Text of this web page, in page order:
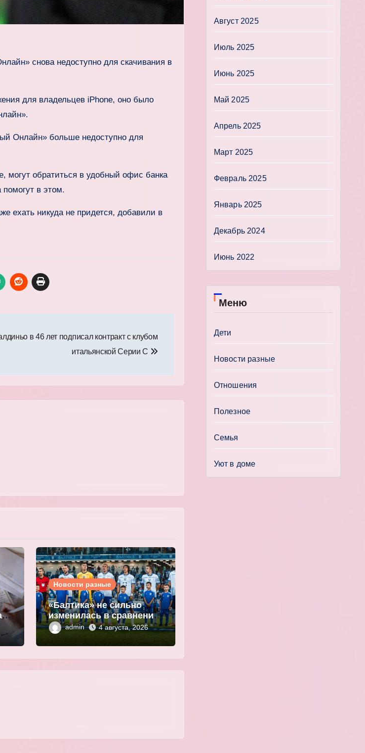
снова недоступно для скачивания в
для владельцев iPhone, оно было
Онлайн» больше недоступно для
могут обратиться в удобный офис банка
в этом.
ехать никуда не придется, добавили в
в 46 лет подписал контракт с клубом
итальянской Серии С
Новости разные
«Балтика» не сильно
изменилась в сравнении
с прошлым сезоном» —
Мор
admin 4 августа, 2026
Август 2025
Июль 2025
Июнь 2025
Май 2025
Апрель 2025
Март 2025
Февраль 2025
Январь 2025
Декабрь 2024
Июнь 2022
Меню
Дети
Новости разные
Отношения
Полезное
Семья
Уют в доме